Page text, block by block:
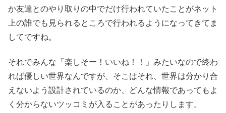
か友達とのやり取りの中でだけ行われていたことがネット
上の誰でも見られるところで行われるようになってきてま
してですね。
それでみんな「楽しそー！いいね！！」みたいなので終わ
れば優しい世界なんですが、そこはそれ、世界は分かり合
えないよう設計されているのか、どんな情報であってもよ
く分からないツッコミが入ることがあったりします。